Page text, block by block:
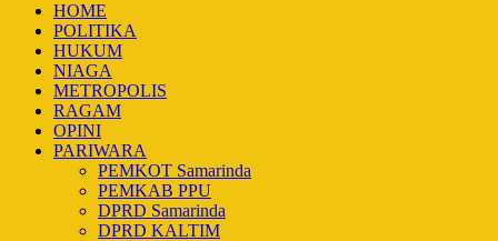
HOME
POLITIKA
HUKUM
NIAGA
METROPOLIS
RAGAM
OPINI
PARIWARA
PEMKOT Samarinda
PEMKAB PPU
DPRD Samarinda
DPRD KALTIM